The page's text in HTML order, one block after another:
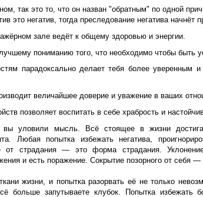
так это то, что он назван "обратным" по одной
это негатив, тогда преследование негатива начнёт
зале ведёт к общему здоровью и энергии.
пониманию того, что необходимо чтобы быть
парадоксально делает тебя более уверенным
величайшее доверие и уважение в ваших
позволяет воспитать в себе храбрость и
уловили мысль. Всё стоящее в жизни
Любая попытка избежать негатива,
от страдания — это форма страдания.
и есть поражение. Сокрытие позорного от себя
жизни, и попытка разорвать её не только
больше запутываете клубок. Попытка избежать